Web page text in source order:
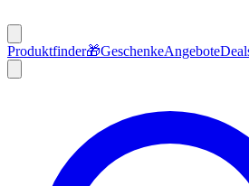
Produktfinder🎁GeschenkeAngebote